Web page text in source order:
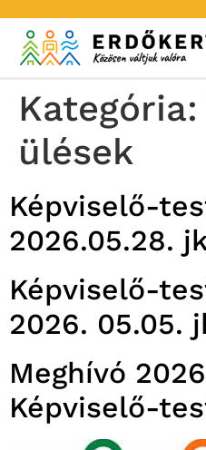
Kategória:
ülések
Képviselő-
2026.05.28.
Képviselő-
2026. 05.05.
Meghívó
Képviselő-